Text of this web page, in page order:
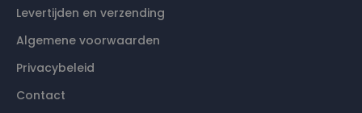
Levertijden en verzending
Algemene voorwaarden
Privacybeleid
Contact